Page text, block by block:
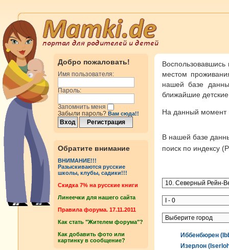
Добро пожаловать!
Имя пользователя:
Пароль:
Запомнить меня
Забыли пароль? Вам сюда!!
Обратите внимание
ВНИМАНИЕ!!!
Разыскиваются русские
школы, клубы, садики!!!
Cкидка 7% на русские книги
Линеечки для нашего сайта
Правила форума. 17.11.2011
Как стать "Жителем форума"?
Как добавить фото или
картинку в сообщение?
местом
нашей базе
ближайшие
На данный
В нашей базе
поиск по индексу
Иббенбюрен
Изерлон